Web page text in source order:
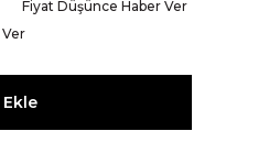
Fiyat Düşünce Haber Ver